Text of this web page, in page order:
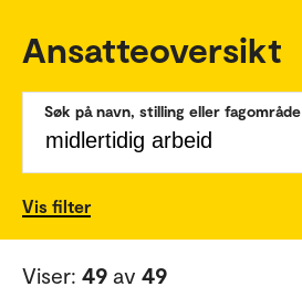
Ansatteoversikt
Søk på navn, stilling eller fagområde
Vis filter
Viser: 49 av 49